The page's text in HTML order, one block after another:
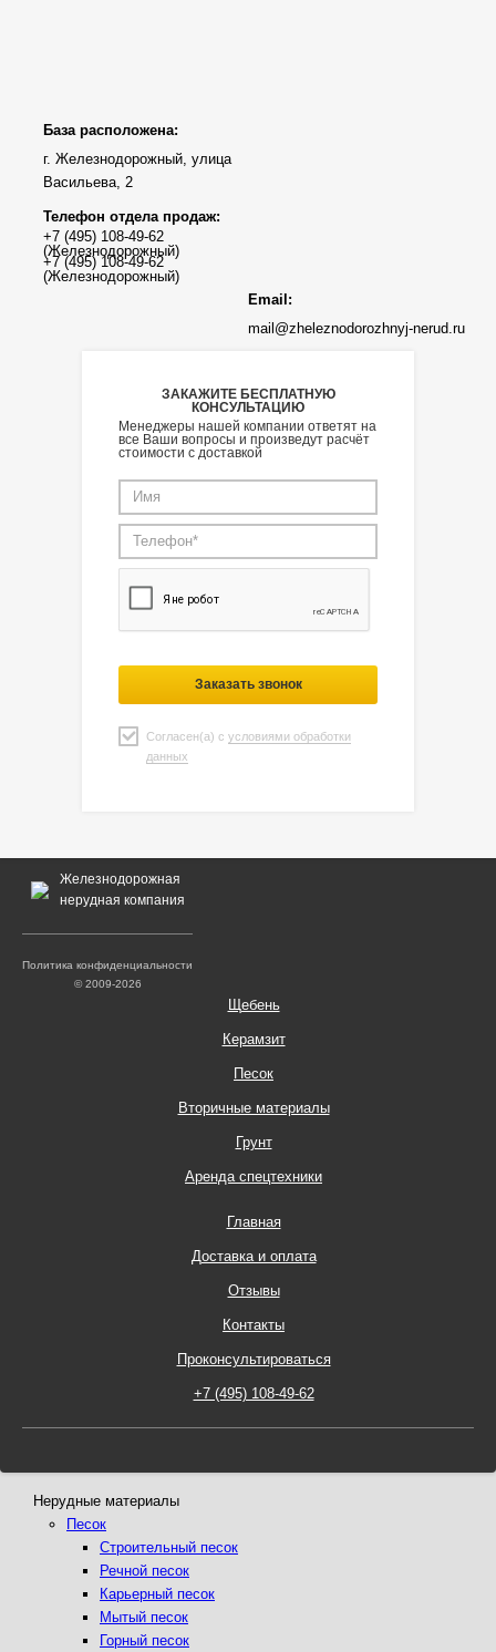
База расположена:
г. Железнодорожный, улица
Васильева, 2
Телефон отдела продаж:
Email:
mail@zheleznodorozhnyj-nerud.ru
ЗАКАЖИТЕ БЕСПЛАТНУЮ
КОНСУЛЬТАЦИЮ
Менеджеры нашей компании ответят на
все Ваши вопросы и произведут расчёт
стоимости с доставкой
Заказать звонок
Согласен(а) с условиями обработки
данных
Железнодорожная
нерудная компания
Политика конфиденциальности
© 2009-2026
Щебень
Керамзит
Песок
Вторичные материалы
Грунт
Аренда спецтехники
Главная
Доставка и оплата
Отзывы
Контакты
Проконсультироваться
Нерудные материалы
Песок
Строительный песок
Речной песок
Карьерный песок
Мытый песок
Горный песок